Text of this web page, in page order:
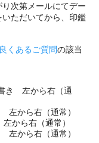
次第メールにてデー
ただいてから、印鑑
良くあるご質問の該当
き 左から右（通
から右（通常）
から右（通常）
から右（通常）